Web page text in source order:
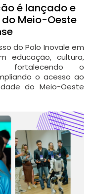
é lançado e
Meio-Oeste
do Polo Inovale em
educação, cultura,
fortalecendo o
o acesso ao
do Meio-Oeste